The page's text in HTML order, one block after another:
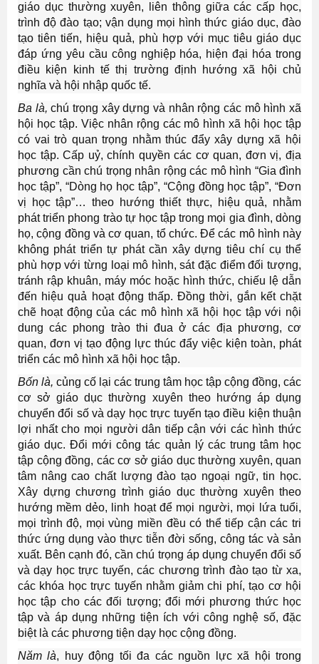
giáo dục thường xuyên, liên thông giữa các cấp học,
trình độ đào tạo; vận dụng mọi hình thức giáo dục, đào
tạo tiên tiến, hiệu quả, phù hợp với mục tiêu giáo dục
đáp ứng yêu cầu công nghiệp hóa, hiện đại hóa trong
điều kiện kinh tế thị trường định hướng xã hội chủ
nghĩa và hội nhập quốc tế.
Ba là,chú trọng xây dựng và nhân rộng các mô hình xã
hội học tập. Việc nhân rộng các mô hình xã hội học tập
có vai trò quan trọng nhằm thúc đẩy xây dựng xã hội
học tập. Cấp uỷ, chính quyền các cơ quan, đơn vị, địa
phương cần chú trọng nhân rộng các mô hình “Gia đình
học tập”, “Dòng họ học tập”, “Cộng đồng học tập”, “Đơn
vị học tập”… theo hướng thiết thực, hiệu quả, nhằm
phát triển phong trào tự học tập trong mọi gia đình, dòng
họ, cộng đồng và cơ quan, tổ chức. Để các mô hình này
không phát triển tự phát cần xây dựng tiêu chí cụ thể
phù hợp với từng loại mô hình, sát đặc điểm đối tượng,
tránh rập khuân, máy móc hoặc hình thức, chiếu lệ dẫn
đến hiệu quả hoạt động thấp. Đồng thời, gắn kết chặt
chẽ hoạt động của các mô hình xã hội học tập với nội
dung các phong trào thi đua ở các địa phương, cơ
quan, đơn vị tạo động lực thúc đẩy việc kiện toàn, phát
triển các mô hình xã hội học tập.
Bốn là, củng cố lại các trung tâm học tập cộng đồng, các
cơ sở giáo dục thường xuyên theo hướng áp dụng
chuyển đổi số và dạy học trực tuyến tạo điều kiện thuận
lợi nhất cho mọi người dân tiếp cận với các hình thức
giáo dục. Đổi mới công tác quản lý các trung tâm học
tập cộng đồng, các cơ sở giáo dục thường xuyên, quan
tâm nâng cao chất lượng đào tạo ngoại ngữ, tin học.
Xây dựng chương trình giáo dục thường xuyên theo
hướng mềm dẻo, linh hoạt để mọi người, mọi lứa tuổi,
mọi trình độ, mọi vùng miền đều có thể tiếp cận các tri
thức ứng dụng vào thực tiễn đời sống, công tác và sản
xuất. Bên cạnh đó, cần chú trọng áp dụng chuyển đổi số
và dạy học trực tuyến, các chương trình đào tạo từ xa,
các khóa học trực tuyến nhằm giảm chi phí, tạo cơ hội
học tập cho các đối tượng; đổi mới phương thức học
tập và áp dụng những tiện ích với công nghệ số, đặc
biệt là các phương tiện dạy học cộng đồng.
Năm là, huy động tối đa các nguồn lực xã hội trong